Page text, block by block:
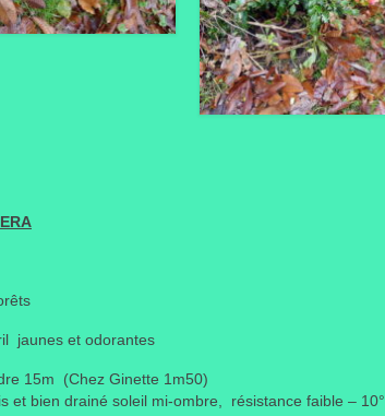
jaunes et odorantes
15m (Chez Ginette 1m50)
et bien drainé soleil mi-ombre, résistance faible – 10°